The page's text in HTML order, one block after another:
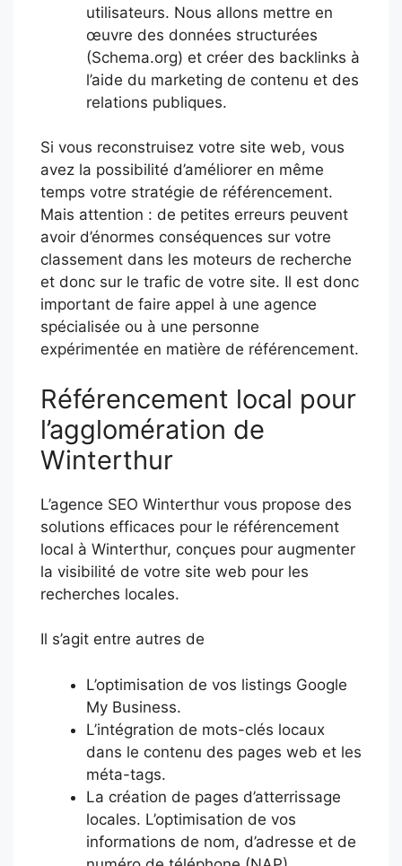
utilisateurs. Nous allons mettre en
œuvre des données structurées
(Schema.org) et créer des backlinks à
l’aide du marketing de contenu et des
relations publiques.
Si vous reconstruisez votre site web, vous
avez la possibilité d’améliorer en même
temps votre stratégie de référencement.
Mais attention : de petites erreurs peuvent
avoir d’énormes conséquences sur votre
classement dans les moteurs de recherche
et donc sur le trafic de votre site. Il est donc
important de faire appel à une agence
spécialisée ou à une personne
expérimentée en matière de référencement.
Référencement local pour
l’agglomération de
Winterthur
L’agence SEO Winterthur vous propose des
solutions efficaces pour le référencement
local à Winterthur, conçues pour augmenter
la visibilité de votre site web pour les
recherches locales.
Il s’agit entre autres de
L’optimisation de vos listings Google
My Business.
L’intégration de mots-clés locaux
dans le contenu des pages web et les
méta-tags.
La création de pages d’atterrissage
locales. L’optimisation de vos
informations de nom, d’adresse et de